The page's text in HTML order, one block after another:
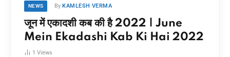
NEWS By KAMLESH VERMA
जून में एकादशी कब की है 2022 | June
Mein Ekadashi Kab Ki Hai 2022
1 Views